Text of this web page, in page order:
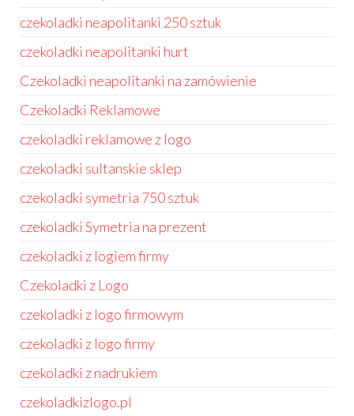
czekoladki neapolitanki 250 sztuk
czekoladki neapolitanki hurt
Czekoladki neapolitanki na zamówienie
Czekoladki Reklamowe
czekoladki reklamowe z logo
czekoladki sultanskie sklep
czekoladki symetria 750 sztuk
czekoladki Symetria na prezent
czekoladki z logiem firmy
Czekoladki z Logo
czekoladki z logo firmowym
czekoladki z logo firmy
czekoladki z nadrukiem
czekoladkizlogo.pl